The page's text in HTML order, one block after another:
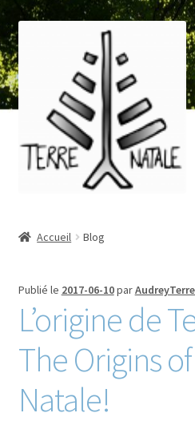
Aller
à
la
navigation
Aller
au
contenu
Blog
Boutique/Shop
Commande/Checkout
Accueil Blog
Publié le 2017-06-10par
L’origine de
The Origins
Natale!